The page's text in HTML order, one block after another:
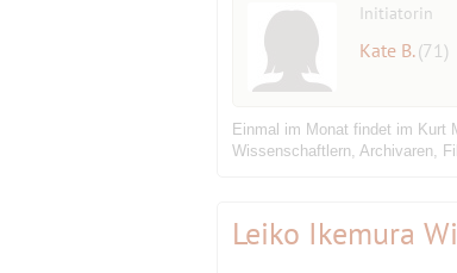
Initiatorin
Kate B. (71)
Einmal im Monat findet im Kurt
Wissenschaftlern, Archivaren,
Leiko Ikemura